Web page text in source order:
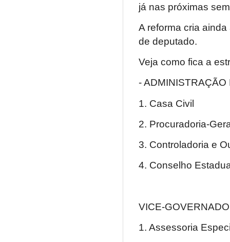
já nas próximas
A reforma cria
de deputado.
Veja como fica a
-
1. Casa Civil
2. Procuradoria-
3. Controladoria e
4. Conselho
VICE-
1. Assessoria